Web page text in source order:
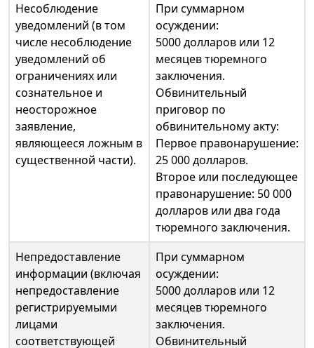
Несоблюдение
уведомлений (в том
числе несоблюдение
уведомлений об
ограничениях или
сознательное и
неосторожное
заявление,
являющееся ложным в
существенной части).
При суммарном
осуждении:
5000 долларов или 12
месяцев тюремного
заключения.
Обвинительный
приговор по
обвинительному акту:
Первое правонарушение:
25 000 долларов.
Второе или последующее
правонарушение: 50 000
долларов или два года
тюремного заключения.
Непредоставление
информации (включая
непредоставление
регистрируемыми
лицами
соответствующей
При суммарном
осуждении:
5000 долларов или 12
месяцев тюремного
заключения.
Обвинительный